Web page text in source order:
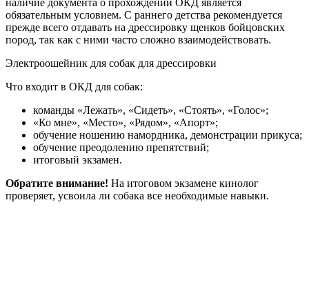
наличие документа о прохождении ОКД является
обязательным условием. С раннего детства рекомендуется
прежде всего отдавать на дрессировку щенков бойцовских
пород, так как с ними часто сложно взаимодействовать.
Электроошейник для собак для дрессировки
Что входит в ОКД для собак:
команды «Лежать», «Сидеть», «Стоять», «Голос»;
«Ко мне», «Место», «Рядом», «Апорт»;
обучение ношению намордника, демонстрации прикуса;
обучение преодолению препятствий;
итоговый экзамен.
Обратите внимание! На итоговом экзамене кинолог
проверяет, усвоила ли собака все необходимые навыки.